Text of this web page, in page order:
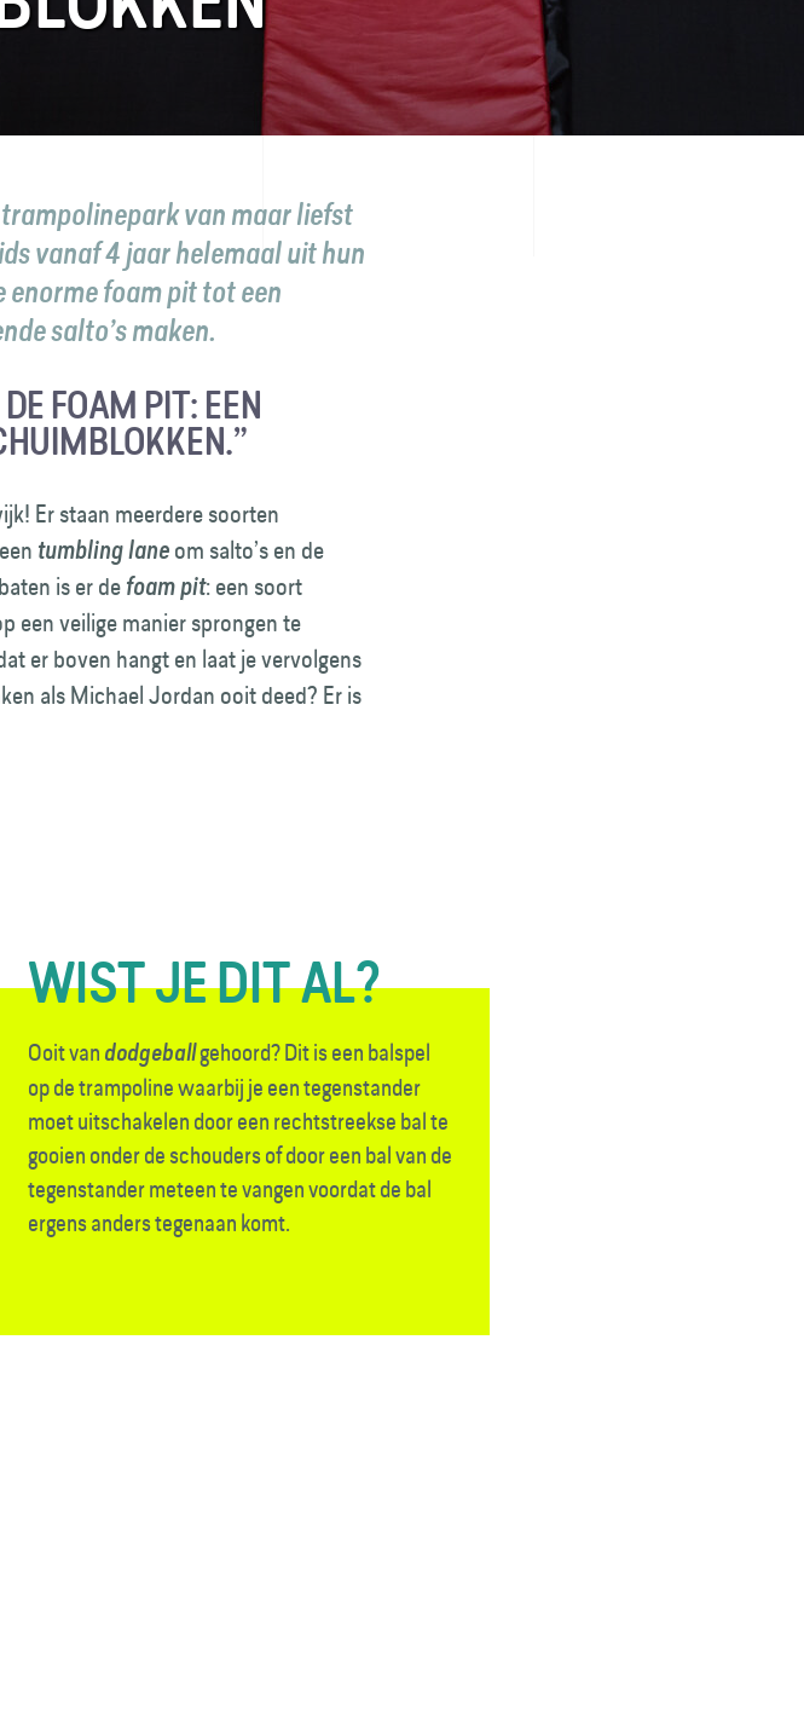
van maar liefst
vanaf 4 jaar helemaal uit hun
enormefoam pittot een
salto’s maken.
FOAM PIT: EEN
Er staan meerdere soorten
tumbling laneom salto’s en de
is er de foam pit: een soort
een veilige manier sprongen te
er boven hangt en laat je vervolgens
als Michael Jordan ooit deed? Er is
WIST JE DIT AL?
Ooit van dodgeballgehoord? Dit is een balspel
op de trampoline waarbij je een tegenstander
moet uitschakelen door een rechtstreekse bal te
gooien onder de schouders of door een bal van de
tegenstander meteen te vangen voordat de bal
ergens anders tegenaan komt.